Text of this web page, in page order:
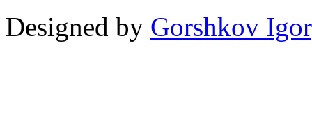
Designed by Gorshkov Igor